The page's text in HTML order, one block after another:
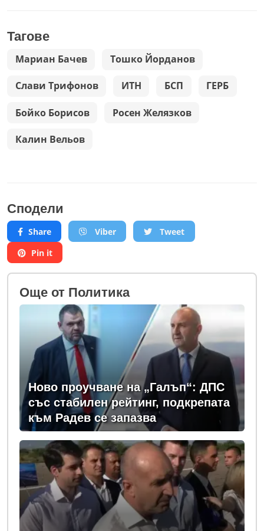
Тагове
Мариан Бачев Тошко Йорданов
Слави Трифонов ИТН БСП ГЕРБ
Бойко Борисов Росен Желязков
Калин Вельов
Сподели
Share Viber
Tweet
Pin it
Oще от Политика
Ново проучване на „Галъп“: ДПС
със стабилен рейтинг, подкрепата
към Радев се запазва